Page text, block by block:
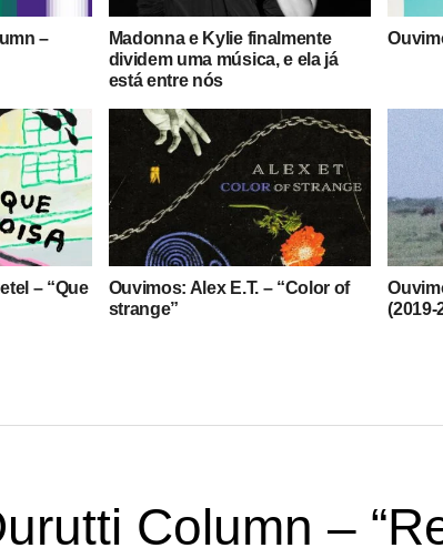
–
Madonna e Kylie finalmente
dividem uma música, e ela já
está entre nós
– “Que
Ouvimos: Alex E.T. – “Color of
strange”
(2019-
Column –